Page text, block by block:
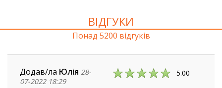
ВІДГУКИ
Понад 5200 відгуків
5.00
Додав/ла Юлія 28-
07-2022 18:29